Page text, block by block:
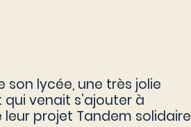
son lycée, une très jolie
venait s’ajouter à
projet Tandem solidaire